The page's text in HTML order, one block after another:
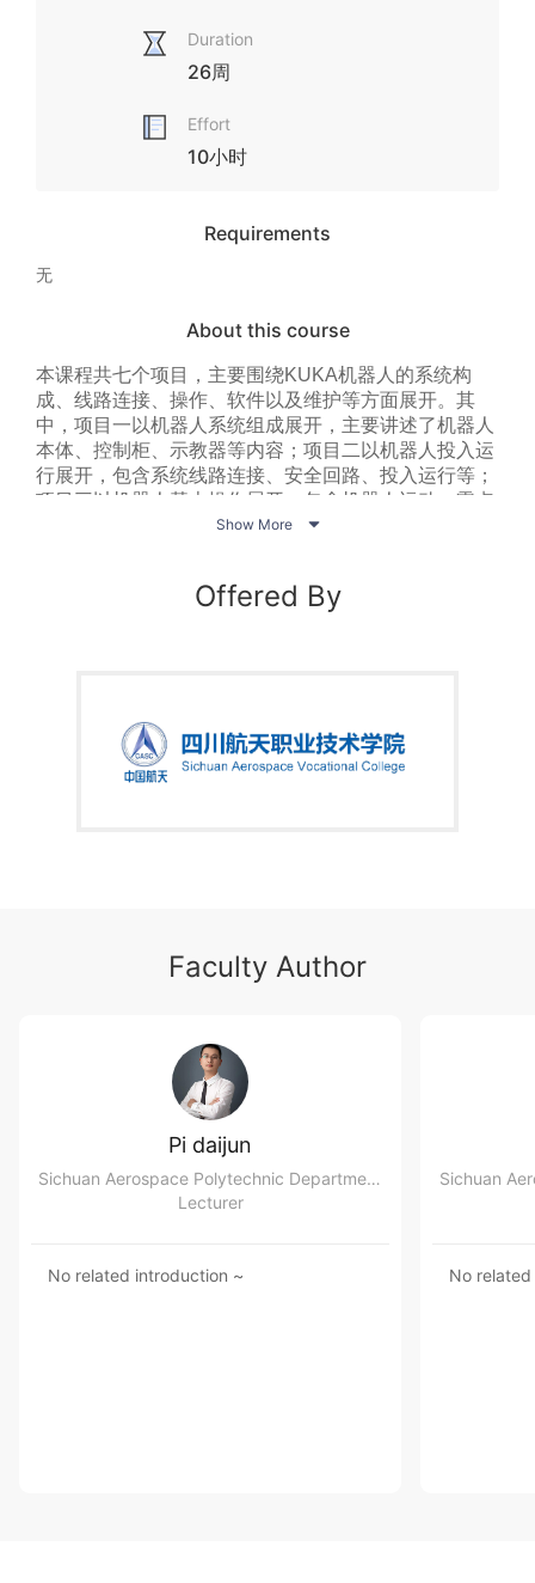
Duration
26周
Effort
10小时
Requirements
无
About this course
本课程共七个项目，主要围绕KUKA机器人的系统构
成、线路连接、操作、软件以及维护等方面展开。其
中，项目一以机器人系统组成展开，主要讲述了机器人
本体、控制柜、示教器等内容；项目二以机器人投入运
行展开，包含系统线路连接、安全回路、投入运行等；
项目三以机器人基本操作展开，包含机器人运动、零点
标定等；项目四围绕机器人编程基础展开，包含程序文
应用、KRL流程控制和结构化编程等；项目六围绕
本课程主要针对汽车制造与试验技术专业或其他机电相
关专业学生在大学一年级第二学期或大学二年级第一学
期学习。通过本课程的学习使学生满足对KUKA工业机
Show More 
Offered By
Faculty Author
Pi daijun
Sichuan Aerospace Polytechnic Department of Automotive Engineering
Lecturer
No related introduction ~ No